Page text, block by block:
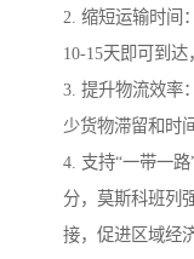
2. 缩短运输时间
10-15天即可到达
3. 提升物流效率
少货物滞留和时
4. 支持“一带一
分，莫斯科班列
接，促进区域经